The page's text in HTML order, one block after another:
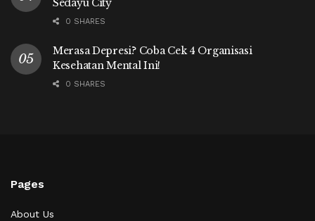
Sedayu City
0 SHARES
Merasa Depresi? Coba Cek 4 Organisasi
Kesehatan Mental Ini!
0 SHARES
Pages
About Us